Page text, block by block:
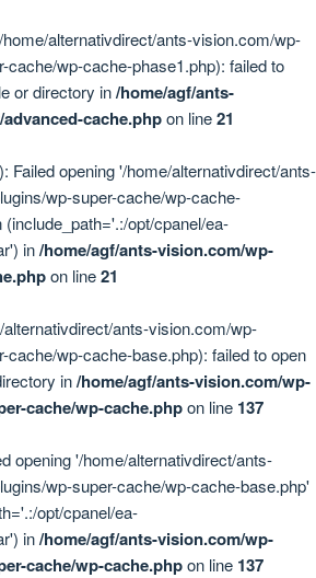
alternativdirect/ants-vision.com/wp-
cache/wp-cache-phase1.php): failed to
or directory in/home/agf/ants-
cache.phpon line21
Failed opening '/home/alternativdirect/ants-
wp-super-cache/wp-cache-
opt/cpanel/ea-
in/home/agf/ants-vision.com/wp-
on line21
ants-vision.com/wp-
cache/wp-cache-base.php): failed to open
in/home/agf/ants-vision.com/wp-
cache/wp-cache.phpon line 137
opening '/home/alternativdirect/ants-
wp-super-cache/wp-cache-base.php'
opt/cpanel/ea-
in/home/agf/ants-vision.com/wp-
cache/wp-cache.phpon line 137